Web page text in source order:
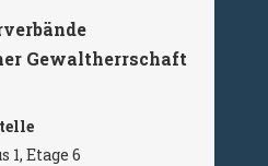
Gewaltherrschaft
1, Etage 6